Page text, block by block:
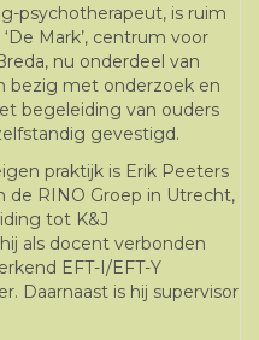
psychotherapeut, is ruim
Mark’, centrum voor
nu onderdeel van
bezig met onderzoek en
begeleiding van ouders
gevestigd.
praktijk is Erik Peeters
de RINO Groep in Utrecht,
tot K&J
als docent verbonden
EFT-I/EFT-Y
Daarnaast is hij supervisor